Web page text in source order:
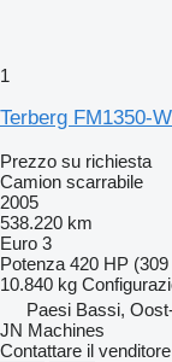
1
Terberg FM1350-
Prezzo su richiesta
Camion scarrabile
2005
538.220 km
Euro 3
Potenza 420 HP
10.840 kg
Paesi Bassi,
JN Machines
Contattare il venditore